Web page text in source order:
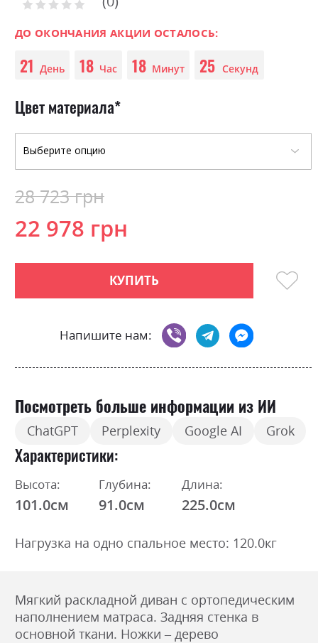
of
images
gallery
Рейтинг:
ДО ОКОНЧАНИЯ АКЦИИ ОСТАЛОСЬ:
21 День 18 Час 18 Минут 25 Секунд
Цвет материала
22 978 грн
28 723 грн
КУПИТЬ
Напишите нам:
Посмотреть больше информации из ИИ
ChatGPT Perplexity Google AI Grok
Характеристики
Высота:
101.0см
Глубина:
91.0см
Длина:
225.0см
Нагрузка на одно спальное место: 120.0кг
Мягкий раскладной диван с ортопедическим
наполнением матраса. Задняя стенка в
основной ткани. Ножки – дерево